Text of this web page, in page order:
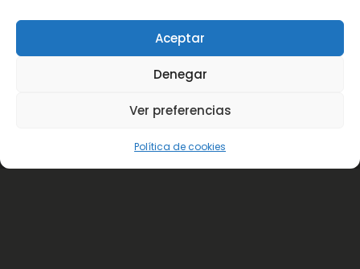
Aceptar
Denegar
Ver preferencias
Política de cookies